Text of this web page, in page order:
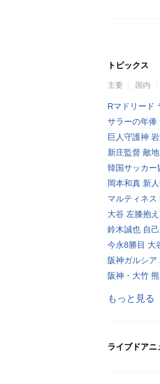
トピックス
主要 国内
Rマドリード
サラーの年俸
巨人守護神
新庄監督 敵
韓国サッカー
岡本和真 新
マルティネ
大谷 左膝抱
鈴木誠也 自
今永8勝目 大
阪神ガルシ
阪神・大竹
もっと見る
ライブドアニ